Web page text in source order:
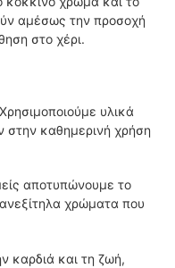
αμέσως την προσοχή
στο χέρι.
υλικά
στην καθημερινή χρήση
αποτυπώνουμε το
χρώματα που
καρδιά και τη ζωή,